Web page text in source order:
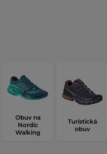
Obuv na
Nordic
Walking
Turistická
obuv